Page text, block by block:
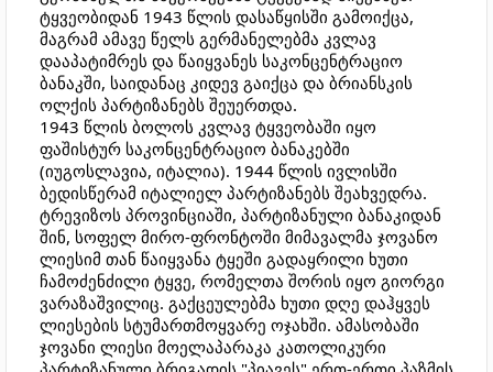
ტყვეობიდან 1943 წლის დასაწყისში გამოიქცა,
მაგრამ ამავე წელს გერმანელებმა კვლავ
დააპატიმრეს და წაიყვანეს საკონცენტრაციო
ბანაკში, საიდანაც კიდევ გაიქცა და ბრიანსკის
ოლქის პარტიზანებს შეუერთდა.
1943 წლის ბოლოს კვლავ ტყვეობაში იყო
ფაშისტურ საკონცენტრაციო ბანაკებში
(იუგოსლავია, იტალია). 1944 წლის ივლისში
ბედისწერამ იტალიელ პარტიზანებს შეახვედრა.
ტრევიზოს პროვინციაში, პარტიზანული ბანაკიდან
შინ, სოფელ მირო-ფრონტოში მიმავალმა ჯოვანო
ლიესიმ თან წაიყვანა ტყეში გადაყრილი ხუთი
ჩამოძენძილი ტყვე, რომელთა შორის იყო გიორგი
ვარაზაშვილიც. გაქცეულებმა ხუთი დღე დაჰყვეს
ლიესების სტუმართმოყვარე ოჯახში. ამასობაში
ჯოვანი ლიესი მოელაპარაკა კათოლიკური